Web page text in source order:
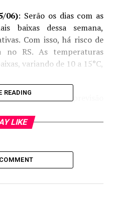
06): Serão os dias com as
baixas dessa semana,
Com isso, há risco de
no RS. As temperaturas
variando de 10 a 15°C,
aumenta e há previsão
já não serão tão
ar seco e frio ingressa no
e mantendo o tempo
READING
LIKE